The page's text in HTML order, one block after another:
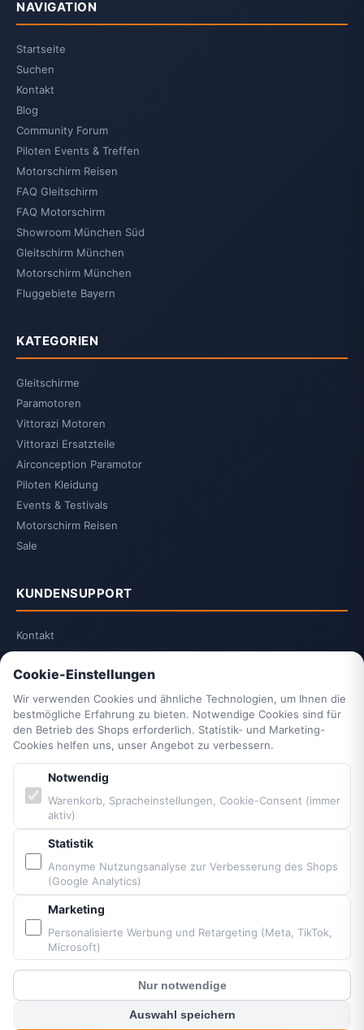
NAVIGATION
Startseite
Suchen
Kontakt
Blog
Community Forum
Piloten Events & Treffen
Motorschirm Reisen
FAQ Gleitschirm
FAQ Motorschirm
Showroom München Süd
Gleitschirm München
Motorschirm München
Fluggebiete Bayern
KATEGORIEN
Gleitschirme
Paramotoren
Vittorazi Motoren
Vittorazi Ersatzteile
Airconception Paramotor
Piloten Kleidung
Events & Testivals
Motorschirm Reisen
Sale
KUNDENSUPPORT
Kontakt
2-Jahrescheck & Retter packen
Vittorazi Service
Datenschutzerklärung
AGB
Widerrufsrecht
Impressum
Cookie-Einstellungen
Barrierefreiheit
Sitemap
PARTNER & MARKEN
Vittorazi Motoren MY25
Airconception
Apco Aviation
? Kunden Chat
Cookie-Einstellungen
Wir verwenden Cookies und ähnliche Technologien, um Ihnen die
bestmögliche Erfahrung zu bieten. Notwendige Cookies sind für
den Betrieb des Shops erforderlich. Statistik- und Marketing-
Cookies helfen uns, unser Angebot zu verbessern.
Notwendig
Warenkorb, Spracheinstellungen, Cookie-Consent (immer
aktiv)
Statistik
Anonyme Nutzungsanalyse zur Verbesserung des Shops
(Google Analytics)
Marketing
Personalisierte Werbung und Retargeting (Meta, TikTok,
Microsoft)
Nur notwendige
Auswahl speichern